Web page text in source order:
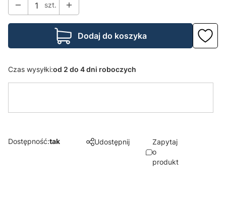
szt.
Dodaj do koszyka
Czas wysyłki:od 2 do 4 dni roboczych
Dostępność:tak Udostępnij
Zapytaj
o
produkt